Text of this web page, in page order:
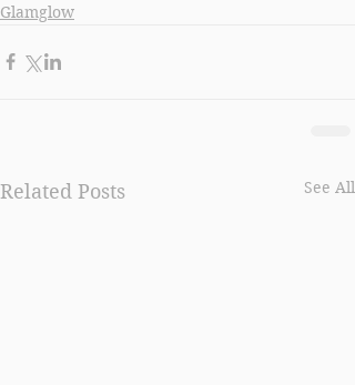
Glamglow
Related Posts See All